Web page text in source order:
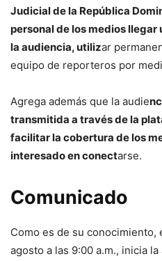
Judicial de la República
personal de los medios llegar
la audiencia, utilizar
equipo de reporteros por
Agrega además que la audie
transmitida a través de la
facilitar la cobertura de los
interesado en conectarse.
Comunicado
Como es de su conocimiento,
agosto a las 9:00 a.m., inicia